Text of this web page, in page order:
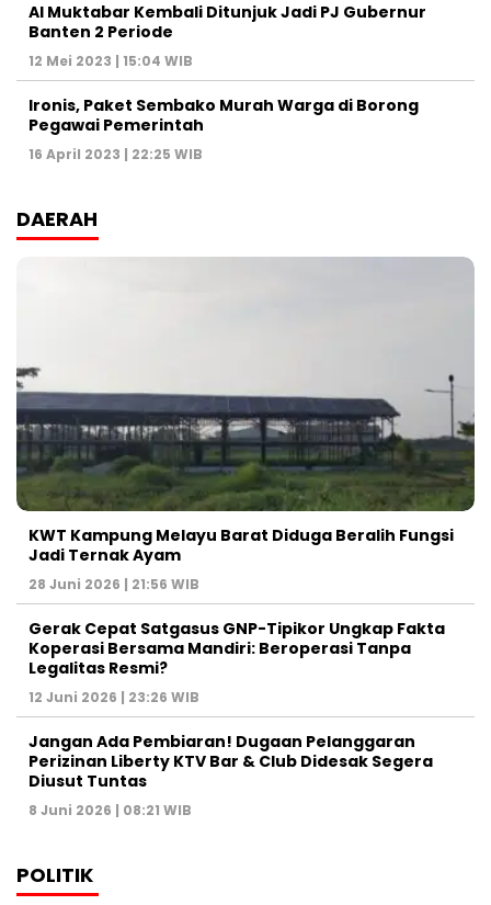
Al Muktabar Kembali Ditunjuk Jadi PJ Gubernur
Banten 2 Periode
12 Mei 2023 | 15:04 WIB
Ironis, Paket Sembako Murah Warga di Borong
Pegawai Pemerintah
16 April 2023 | 22:25 WIB
DAERAH
KWT Kampung Melayu Barat Diduga Beralih Fungsi
Jadi Ternak Ayam
28 Juni 2026 | 21:56 WIB
Gerak Cepat Satgasus GNP-Tipikor Ungkap Fakta
Koperasi Bersama Mandiri: Beroperasi Tanpa
Legalitas Resmi?
12 Juni 2026 | 23:26 WIB
Jangan Ada Pembiaran! Dugaan Pelanggaran
Perizinan Liberty KTV Bar & Club Didesak Segera
Diusut Tuntas
8 Juni 2026 | 08:21 WIB
POLITIK